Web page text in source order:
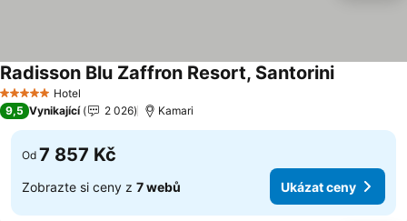
5 Počet hvězdiček
Hotel
Radisson Blu Zaffron Resort, SantoriniUkázat
9,5 Vynikající 2 026 Kamari
Od 7 857 Kč
Zobrazte si ceny z 7 webů Ukázat ceny